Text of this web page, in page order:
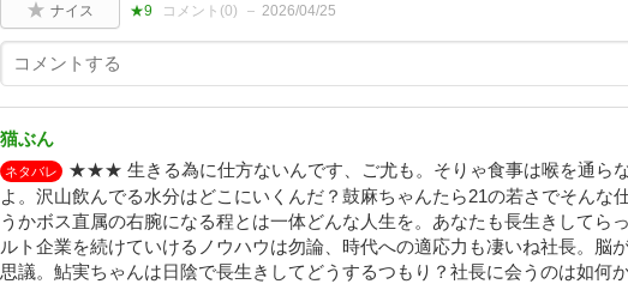
ナイス ★9 コメント(0) 2026/04/25
猫ぶん
ネタバレ
★★★ 生きる為に仕方ないんです、ご尤も。そりゃ食事は喉を通ら
よ。沢山飲んでる水分はどこにいくんだ？鼓麻ちゃんたら21の若さでそんな
うかボス直属の右腕になる程とは一体どんな人生を。あなたも長生きしてら
ルト企業を続けていけるノウハウは勿論、時代への適応力も凄いね社長。脳
思議。鮎実ちゃんは日陰で長生きしてどうするつもり？社長に会うのは如何